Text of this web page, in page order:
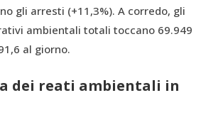
gli arresti (+11,3%). A corredo, gli
ambientali totali toccano 69.949
al giorno.
dei reati ambientali in